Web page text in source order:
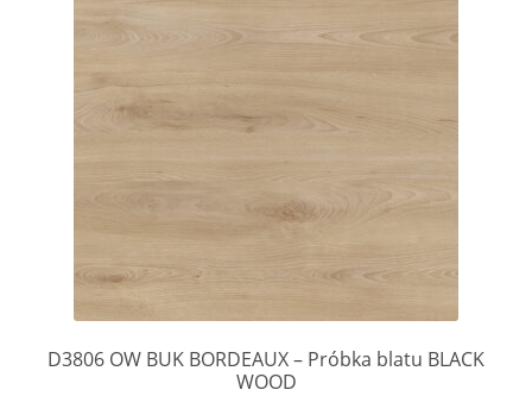
D3806 OW BUK BORDEAUX – Próbka blatu BLACK
WOOD